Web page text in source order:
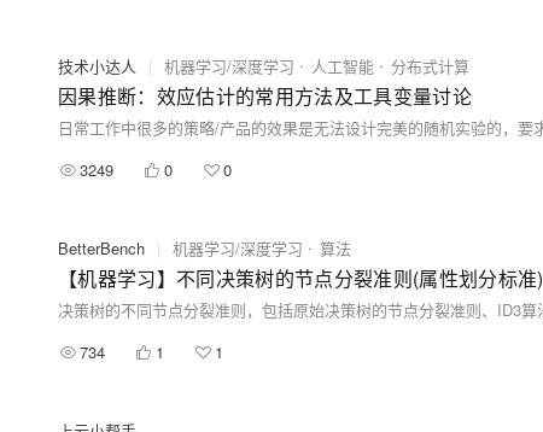
技术小达人 | 机器学习/深度学习 人工智能 分布式计算
因果推断：效应估计的常用方法及工具变量讨论
3249
0 0
BetterBench | 机器学习/深度学习 算法
【机器学习】不同决策树的节点分裂准则(属性划分标准)
734
1 1